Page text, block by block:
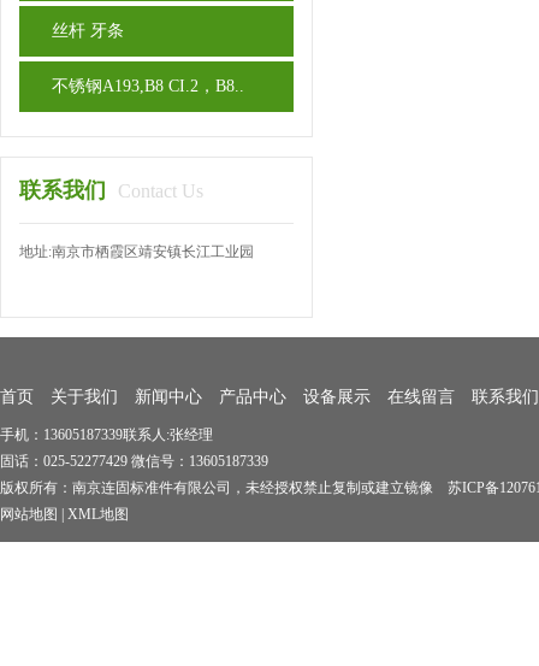
丝杆 牙条
不锈钢A193,B8 CI.2，B8..
联系我们 Contact Us
地址:南京市栖霞区靖安镇长江工业园
首页 关于我们 新闻中心 产品中心 设备展示 在线留言 联系我们
手机：13605187339联系人:张经理
固话：025-52277429 微信号：13605187339
版权所有：南京连固标准件有限公司，未经授权禁止复制或建立镜像 苏ICP备
网站地图
XML地图